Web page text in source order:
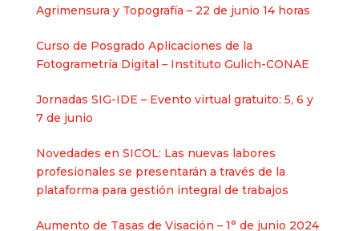
Agrimensura y Topografía – 22 de junio 14 horas
Curso de Posgrado Aplicaciones de la
Fotogrametría Digital – Instituto Gulich-CONAE
Jornadas SIG-IDE – Evento virtual gratuito: 5, 6 y
7 de junio
Novedades en SICOL: Las nuevas labores
profesionales se presentarán a través de la
plataforma para gestión integral de trabajos
Aumento de Tasas de Visación – 1° de junio 2024